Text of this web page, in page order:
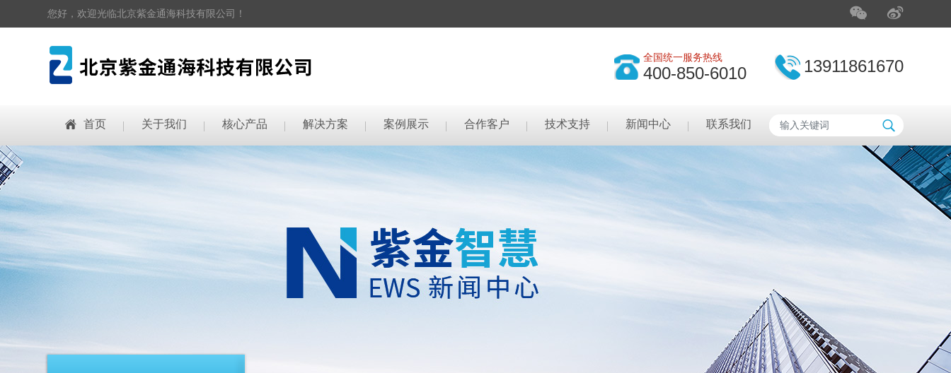
您好，欢迎光临北京紫金通海科技有限公司！
全国统一服务热线
400-850-6010 13911861670
首页 关于我们 核心产品 解决方案 案例展示 合作客户 技术支持 新闻中心 联系我们